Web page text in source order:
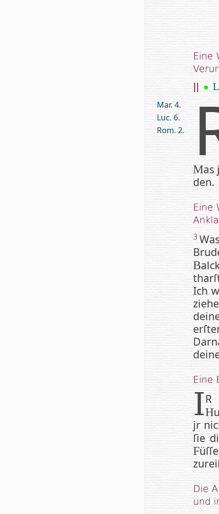
Eine
Mar. 4.
Luc. 6.
Rom. 2.
Mas
den.
Eine
3
B
Ich
Eine
IR
H
jr
ſie
F
Die
und